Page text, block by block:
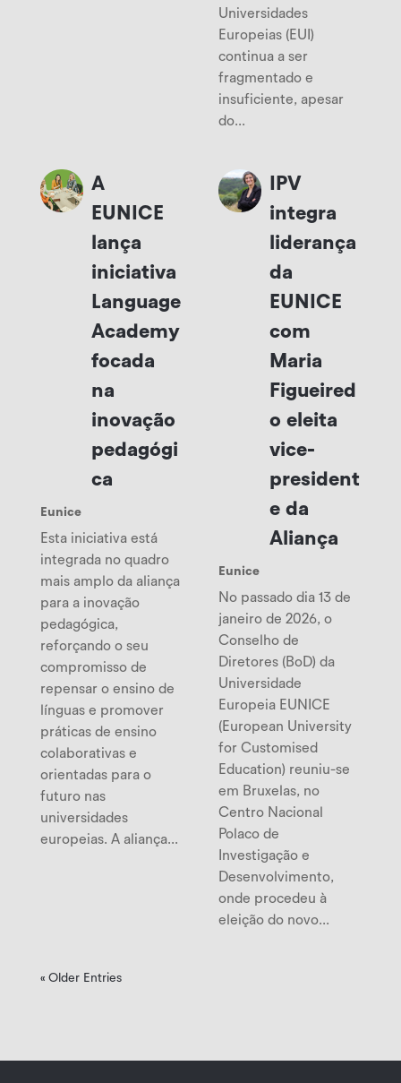
Universidades
Europeias (EUI)
continua a ser
fragmentado e
insuficiente, apesar
do...
A
EUNICE
lança
iniciativa
Language
Academy
focada
na
inovação
pedagógi
ca
Eunice
Esta iniciativa está
integrada no quadro
mais amplo da aliança
para a inovação
pedagógica,
reforçando o seu
compromisso de
repensar o ensino de
línguas e promover
práticas de ensino
colaborativas e
orientadas para o
futuro nas
universidades
europeias. A aliança...
IPV
integra
liderança
da
EUNICE
com
Maria
Figueired
o eleita
vice-
president
e da
Aliança
Eunice
No passado dia 13 de
janeiro de 2026, o
Conselho de
Diretores (BoD) da
Universidade
Europeia EUNICE
(European University
for Customised
Education) reuniu-se
em Bruxelas, no
Centro Nacional
Polaco de
Investigação e
Desenvolvimento,
onde procedeu à
eleição do novo...
« Older Entries